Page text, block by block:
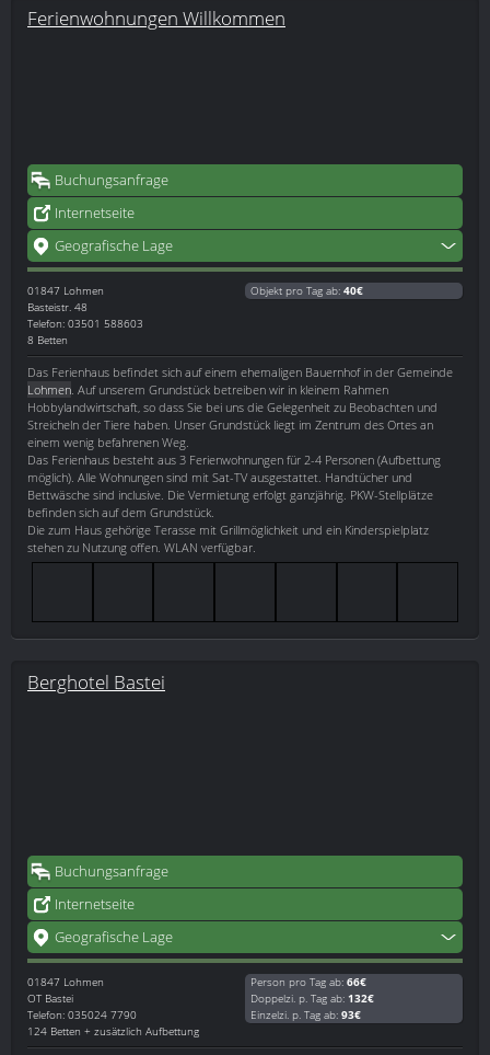
Ferienwohnungen Willkommen
Buchungsanfrage
Internetseite
Geografische Lage
01847 Lohmen
Basteistr. 48
Telefon: 03501 588603
8 Betten
Objekt pro Tag ab: 40€
Das Ferienhaus befindet sich auf einem ehemaligen Bauernhof in der Gemeinde
Lohmen . Auf unserem Grundstück betreiben wir in kleinem Rahmen
Hobbylandwirtschaft, so dass Sie bei uns die Gelegenheit zu Beobachten und
Streicheln der Tiere haben. Unser Grundstück liegt im Zentrum des Ortes an
einem wenig befahrenen Weg.
Das Ferienhaus besteht aus 3 Ferienwohnungen für 2-4 Personen (Aufbettung
möglich). Alle Wohnungen sind mit Sat-TV ausgestattet. Handtücher und
Bettwäsche sind inclusive. Die Vermietung erfolgt ganzjährig. PKW-Stellplätze
befinden sich auf dem Grundstück.
Die zum Haus gehörige Terasse mit Grillmöglichkeit und ein Kinderspielplatz
stehen zu Nutzung offen. WLAN verfügbar.
Berghotel Bastei
Buchungsanfrage
Internetseite
Geografische Lage
01847 Lohmen
OT Bastei
Telefon: 035024 7790
124 Betten + zusätzlich Aufbettung
Person pro Tag ab: 66€
Doppelzi. p. Tag ab: 132€
Einzelzi. p. Tag ab: 93€